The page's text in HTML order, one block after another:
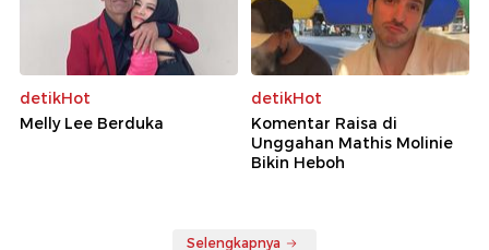
detikHot
Melly Lee Berduka
detikHot
Komentar Raisa di
Unggahan Mathis Molinie
Bikin Heboh
Selengkapnya